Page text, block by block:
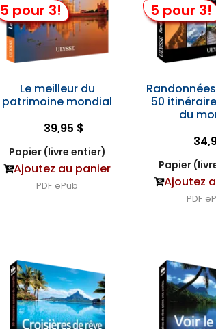
5 pour 3!
Le meilleur du
patrimoine mondial
39,95 $
Papier (livre entier)
Ajoutez au panier
PDF ePub
5 pour 3!
50
du
Papier
Ajoutez
PDF